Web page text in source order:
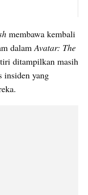
membawa kembali
dalam Avatar: The
ditampilkan masih
insiden yang